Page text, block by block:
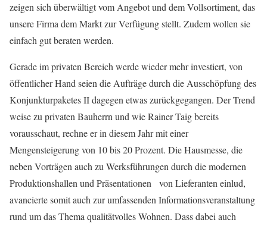
zeigen sich überwältigt vom Angebot und dem Vollsortiment, das
unsere Firma dem Markt zur Verfügung stellt. Zudem wollen sie
einfach gut beraten werden.
Gerade im privaten Bereich werde wieder mehr investiert, von
öffentlicher Hand seien die Aufträge durch die Ausschöpfung des
Konjunkturpaketes II dagegen etwas zurückgegangen. Der Trend
weise zu privaten Bauherrn und wie Rainer Taig bereits
vorausschaut, rechne er in diesem Jahr mit einer
Mengensteigerung von 10 bis 20 Prozent. Die Hausmesse, die
neben Vorträgen auch zu Werksführungen durch die modernen
Produktionshallen und Präsentationen von Lieferanten einlud,
avancierte somit auch zur umfassenden Informationsveranstaltung
rund um das Thema qualitätvolles Wohnen. Dass dabei auch